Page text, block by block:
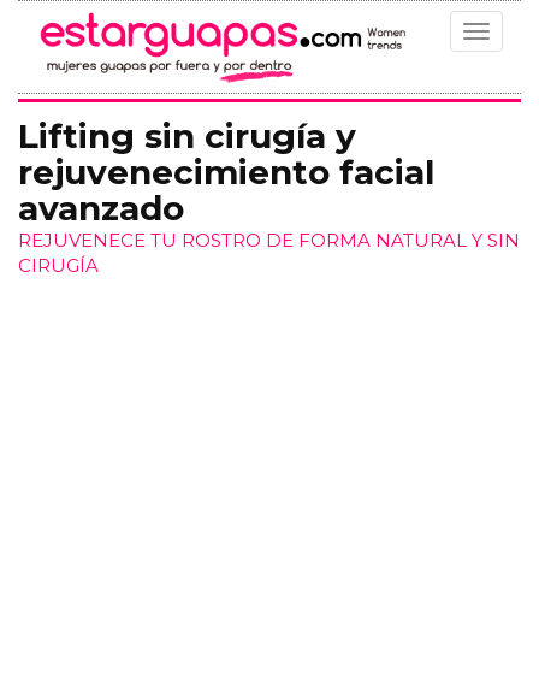
Toggle
Lifting sin cirugía y
rejuvenecimiento facial
avanzado
REJUVENECE TU ROSTRO DE FORMA NATURAL Y SIN
CIRUGÍA